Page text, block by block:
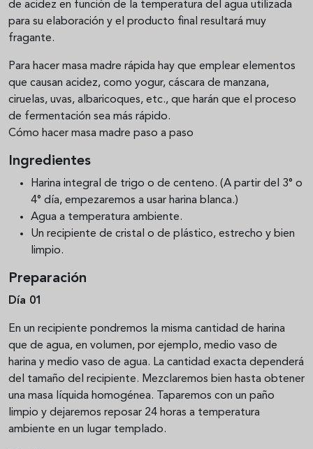
de acidez en función de la temperatura del agua utilizada
para su elaboración y el producto final resultará muy
fragante.
Para hacer masa madre rápida hay que emplear elementos
que causan acidez, como yogur, cáscara de manzana,
ciruelas, uvas, albaricoques, etc., que harán que el proceso
de fermentación sea más rápido.
Cómo hacer masa madre paso a paso
Ingredientes
Harina integral de trigo o de centeno. (A partir del 3° o
4° día, empezaremos a usar harina blanca.)
Agua a temperatura ambiente.
Un recipiente de cristal o de plástico, estrecho y bien
limpio.
Preparación
Día 01
En un recipiente pondremos la misma cantidad de harina
que de agua, en volumen, por ejemplo, medio vaso de
harina y medio vaso de agua. La cantidad exacta dependerá
del tamaño del recipiente. Mezclaremos bien hasta obtener
una masa líquida homogénea. Taparemos con un paño
limpio y dejaremos reposar 24 horas a temperatura
ambiente en un lugar templado.